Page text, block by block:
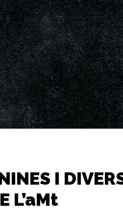
I
L’aMt